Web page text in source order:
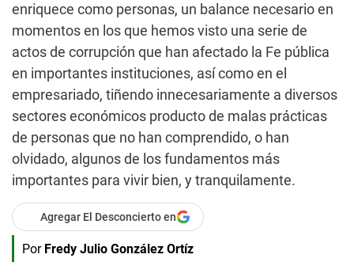
enriquece como personas, un balance necesario en
momentos en los que hemos visto una serie de
actos de corrupción que han afectado la Fe pública
en importantes instituciones, así como en el
empresariado, tiñendo innecesariamente a diversos
sectores económicos producto de malas prácticas
de personas que no han comprendido, o han
olvidado, algunos de los fundamentos más
importantes para vivir bien, y tranquilamente.
Agregar El Desconcierto en
Por Fredy Julio González Ortíz